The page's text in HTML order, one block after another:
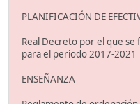
PLANIFICACIÓN DE
Real Decreto por el que se
para el periodo 2017-2021
ENSEÑANZA